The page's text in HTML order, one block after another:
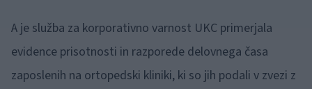
A je služba za korporativno varnost UKC primerjala
evidence prisotnosti in razporede delovnega časa
zaposlenih na ortopedski kliniki, ki so jih podali v zvezi z